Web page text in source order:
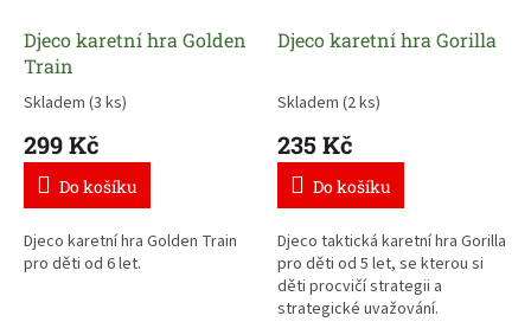
Djeco karetní hra Golden
Train
Skladem (3 ks)
299 Kč
Do košíku
Djeco karetní hra Golden Train
pro děti od 6 let.
Djeco karetní hra Gorilla
Skladem (2 ks)
235 Kč
Do košíku
Djeco taktická karetní hra Gorilla
pro děti od 5 let, se kterou si
děti procvičí strategii a
strategické uvažování.